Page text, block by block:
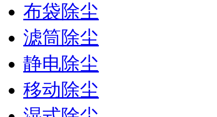
布袋除尘
滤筒除尘
静电除尘
移动除尘